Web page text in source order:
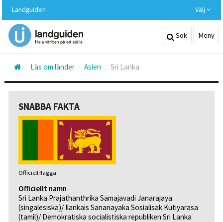
huvudinnehållet
Landguiden Välj
Sök Meny
Läs om länder Asien Sri Lanka
SNABBA FAKTA
Officiell flagga
Officiellt namn
Sri Lanka Prajathanthrika Samajavadi Janarajaya
(singalesiska)/ Ilankais Sananayaka Sosialisak Kutiyarasa
(tamil)/ Demokratiska socialistiska republiken Sri Lanka